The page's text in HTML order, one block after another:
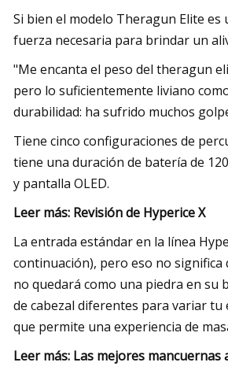
Si bien el modelo Theragun Elite es
fuerza necesaria para brindar un
"Me encanta el peso del theragun
pero lo suficientemente liviano
durabilidad: ha sufrido muchos
Tiene cinco configuraciones de
tiene una duración de batería de
y pantalla OLED.
Leer más: Revisión de Hyperice X
La entrada estándar en la línea
continuación), pero eso no
no quedará como una piedra en su
de cabezal diferentes para variar tu
que permite una experiencia de
Leer más: Las mejores mancuernas